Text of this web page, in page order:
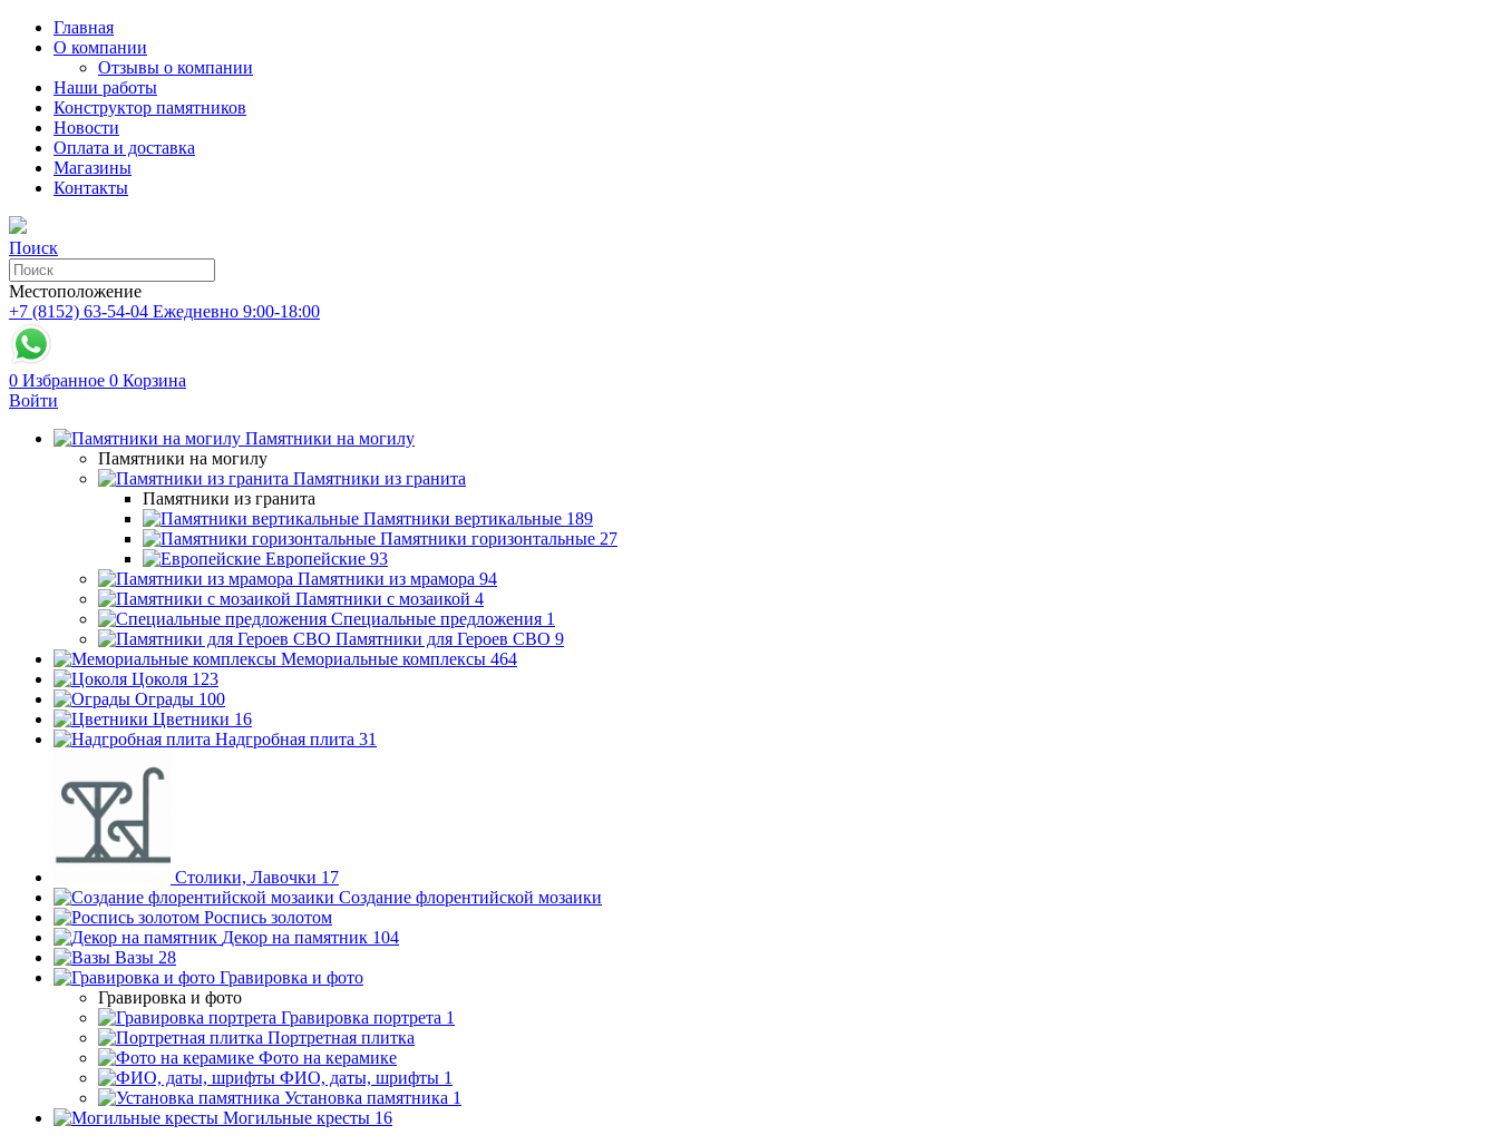
Главная
О компании
Отзывы о компании
Наши работы
Конструктор памятников
Новости
Оплата и доставка
Магазины
Контакты
Поиск
Местоположение
+7 (8152) 63-54-04 Ежедневно 9:00-18:00
0 Избранное 0 Корзина
Войти
Памятники на могилу
Памятники на могилу
Памятники из гранита
Памятники из гранита
Памятники вертикальные 189
Памятники горизонтальные 27
Европейские 93
Памятники из мрамора 94
Памятники с мозаикой 4
Специальные предложения 1
Памятники для Героев СВО 9
Мемориальные комплексы 464
Цоколя 123
Ограды 100
Цветники 16
Надгробная плита 31
Столики, Лавочки 17
Создание флорентийской мозаики
Роспись золотом
Декор на памятник 104
Вазы 28
Гравировка и фото
Гравировка и фото
Гравировка портрета 1
Портретная плитка
Фото на керамике
ФИО, даты, шрифты 1
Установка памятника 1
Могильные кресты 16